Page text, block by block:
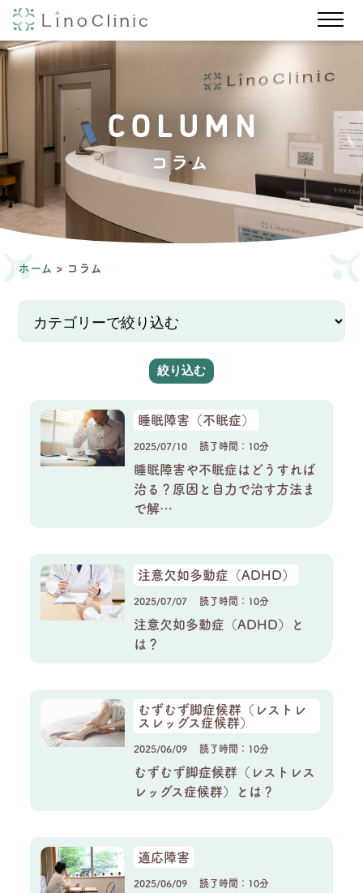
ホーム コラム
睡眠障害（不眠症）
2025/07/10 読了時間：10分
睡眠障害や不眠症はどうすれば
治る？原因と自力で治す方法ま
で解…
注意欠如多動症（ADHD）
2025/07/07 読了時間：10分
注意欠如多動症（ADHD）と
は？
むずむず脚症候群（レストレ
スレッグス症候群）
2025/06/09 読了時間：10分
むずむず脚症候群（レストレス
レッグス症候群）とは？
適応障害
2025/06/09 読了時間：10分